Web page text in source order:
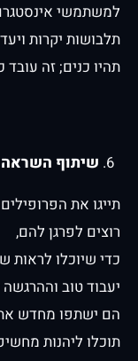
למשתמשי
תלבושות יקרות
תהיו כנים; זה עובד
שיתוף השראה
תייגו את
רוצים לפרגן להם,
כדי שיוכלו
יעבוד טוב
הם ישתפו מחדש
תוכלו ליהנות